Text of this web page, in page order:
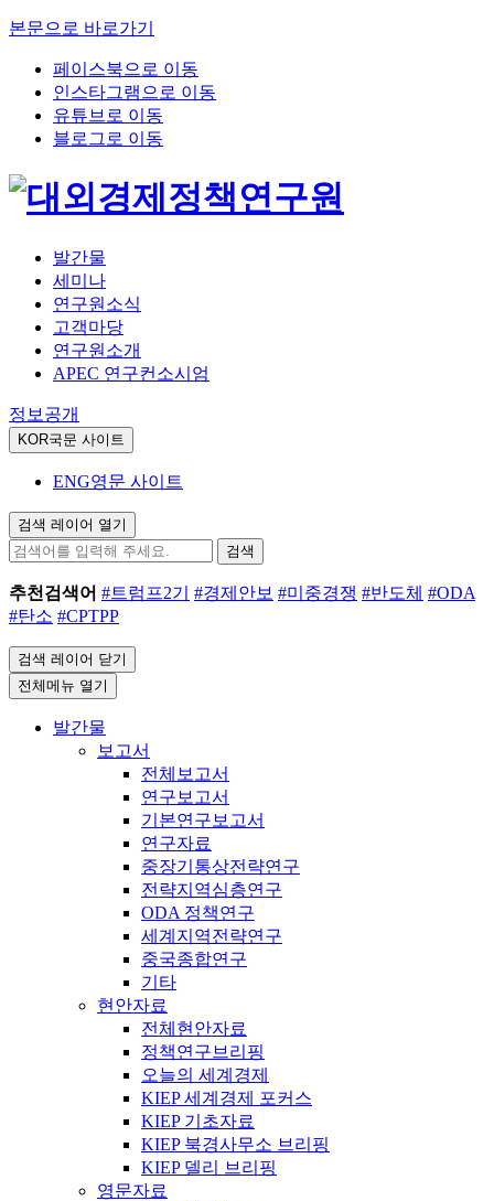
본문으로 바로가기
페이스북으로 이동
인스타그램으로 이동
유튜브로 이동
블로그로 이동
발간물
세미나
연구원소식
고객마당
연구원소개
APEC 연구컨소시엄
정보공개
KOR국문 사이트
ENG영문 사이트
검색 레이어 열기
검색
추천검색어 #트럼프2기 #경제안보 #미중경쟁 #반도체 #ODA
#탄소 #CPTPP
검색 레이어 닫기
전체메뉴 열기
발간물
보고서
전체보고서
연구보고서
기본연구보고서
연구자료
중장기통상전략연구
전략지역심층연구
ODA 정책연구
세계지역전략연구
중국종합연구
기타
현안자료
전체현안자료
정책연구브리핑
오늘의 세계경제
KIEP 세계경제 포커스
KIEP 기초자료
KIEP 북경사무소 브리핑
KIEP 델리 브리핑
영문자료